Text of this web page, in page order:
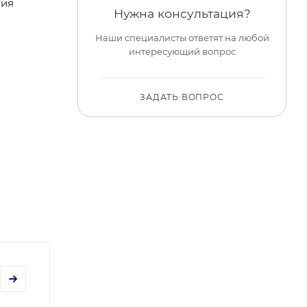
Нужна консультация?
Наши специалисты ответят на любой
интересующий вопрос
ЗАДАТЬ ВОПРОС